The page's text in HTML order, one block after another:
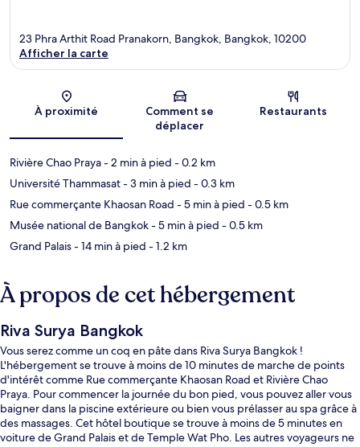
Carte
23 Phra Arthit Road Pranakorn, Bangkok, Bangkok, 10200
Afficher la carte
À proximité
Comment se
déplacer
Restaurants
Rivière Chao Praya- 2 min à pied - 0.2 km
Université Thammasat- 3 min à pied - 0.3 km
Rue commerçante Khaosan Road - 5 min à pied - 0.5 km
Musée national de Bangkok- 5 min à pied - 0.5 km
Grand Palais- 14 min à pied - 1.2 km
À propos de cet hébergement
Riva Surya Bangkok
Vous serez comme un coq en pâte dans Riva Surya Bangkok !
L'hébergement se trouve à moins de 10 minutes de marche de points
d'intérêt comme Rue commerçante Khaosan Road et Rivière Chao
Praya. Pour commencer la journée du bon pied, vous pouvez aller vous
baigner dans la piscine extérieure ou bien vous prélasser au spa grâce à
des massages. Cet hôtel boutique se trouve à moins de 5 minutes en
voiture de Grand Palais et de Temple Wat Pho. Les autres voyageurs ne